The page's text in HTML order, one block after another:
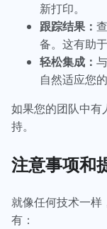
新打印。
跟踪结果：
备。这有助
轻松集成：
自然适应您的
如果您的团队中有
持。
注意事项和
就像任何技术一样
有：